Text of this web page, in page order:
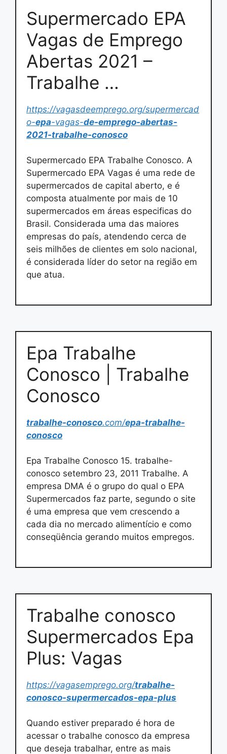
Supermercado EPA
Vagas de Emprego
Abertas 2021 –
Trabalhe …
https://vagasdeemprego.org/supermercad
o-epa-vagas-de-emprego-abertas-
2021-trabalhe-conosco
Supermercado EPA Trabalhe Conosco. A
Supermercado EPA Vagas é uma rede de
supermercados de capital aberto, e é
composta atualmente por mais de 10
supermercados em áreas especificas do
Brasil. Considerada uma das maiores
empresas do país, atendendo cerca de
seis milhões de clientes em solo nacional,
é considerada líder do setor na região em
que atua.
Epa Trabalhe
Conosco | Trabalhe
Conosco
trabalhe-conosco.com/epa-trabalhe-
conosco
Epa Trabalhe Conosco 15. trabalhe-
conosco setembro 23, 2011 Trabalhe. A
empresa DMA é o grupo do qual o EPA
Supermercados faz parte, segundo o site
é uma empresa que vem crescendo a
cada dia no mercado alimentício e como
conseqüência gerando muitos empregos.
Trabalhe conosco
Supermercados Epa
Plus: Vagas
https://vagasemprego.org/trabalhe-
conosco-supermercados-epa-plus
Quando estiver preparado é hora de
acessar o trabalhe conosco da empresa
que deseja trabalhar, entre as mais